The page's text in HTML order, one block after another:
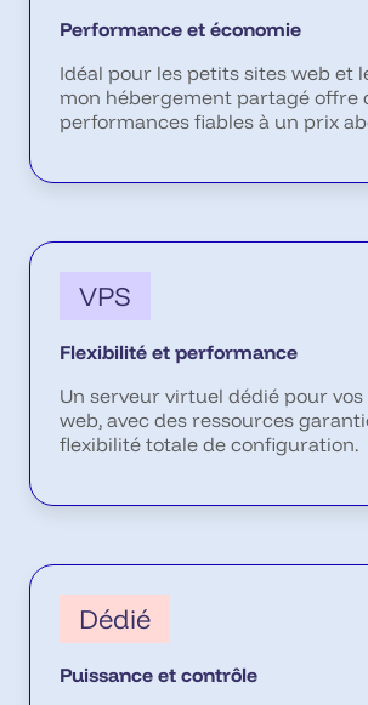
Performance et économie
Idéal pour les petits sites web et
mon hébergement partagé offre
performances fiables à un prix
VPS
Flexibilité et performance
Un serveur virtuel dédié pour
web, avec des ressources
flexibilité totale de configuration.
Dédié
Puissance et contrôle